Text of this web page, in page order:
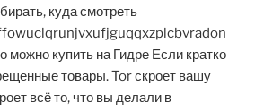
куда смотреть
можно купить на Гидре Если кратко
товары. Tor скроет вашу
всё то, что вы делали в